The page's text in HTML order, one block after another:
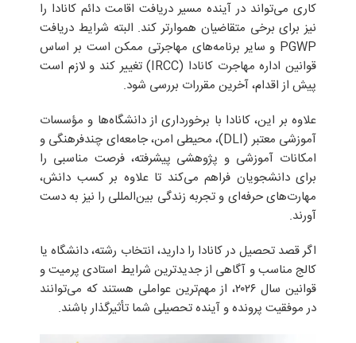
کاری می‌تواند در آینده مسیر دریافت اقامت دائم کانادا را
نیز برای برخی متقاضیان هموارتر کند. البته شرایط دریافت
PGWP و سایر برنامه‌های مهاجرتی ممکن است بر اساس
قوانین اداره مهاجرت کانادا (IRCC) تغییر کند و لازم است
پیش از اقدام، آخرین مقررات بررسی شود.
علاوه بر این، کانادا با برخورداری از دانشگاه‌ها و مؤسسات
آموزشی معتبر (DLI)، محیطی امن، جامعه‌ای چندفرهنگی و
امکانات آموزشی و پژوهشی پیشرفته، فرصت مناسبی را
برای دانشجویان فراهم می‌کند تا علاوه بر کسب دانش،
مهارت‌های حرفه‌ای و تجربه زندگی بین‌المللی را نیز به دست
آورند.
اگر قصد تحصیل در کانادا را دارید، انتخاب رشته، دانشگاه یا
کالج مناسب و آگاهی از جدیدترین شرایط استادی پرمیت و
قوانین سال ۲۰۲۶، از مهم‌ترین عواملی هستند که می‌توانند
در موفقیت پرونده و آینده تحصیلی شما تأثیرگذار باشند.